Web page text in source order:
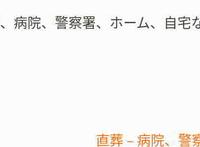
病院、警察署、ホーム、自宅
直葬－病院、警